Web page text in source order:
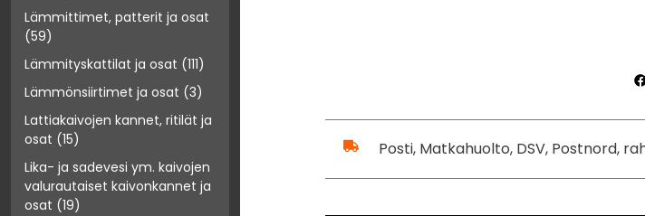
Lämmittimet, patterit ja osat
(59)
Lämmityskattilat ja osat (111)
Lämmönsiirtimet ja osat (3)
Lattiakaivojen kannet, ritilät ja
osat (15)
Lika- ja sadevesi ym. kaivojen
valurautaiset kaivonkannet ja
osat (19)
Posti, Matkahuolto, DSV, Postnord,